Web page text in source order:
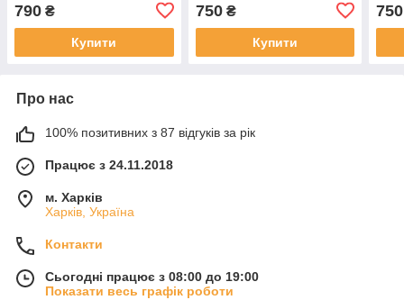
790 ₴
Купити
750₴
Купити
750
Про нас
100% позитивних з 87 відгуків за рік
Працює з 24.11.2018
м. Харків
Харків, Україна
Контакти
Сьогодні працює з 08:00 до 19:00
Показати весь графік роботи